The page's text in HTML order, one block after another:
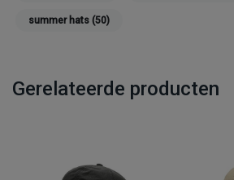
summer hats (50)
Gerelateerde producten